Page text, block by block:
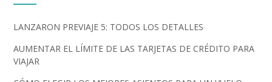
LANZARON PREVIAJE 5: TODOS LOS DETALLES
AUMENTAR EL LÍMITE DE LAS TARJETAS DE CRÉDITO PARA
VIAJAR